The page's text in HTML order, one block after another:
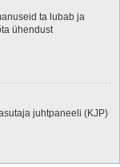
ta lubab ja
ühendust
juhtpaneeli (KJP)